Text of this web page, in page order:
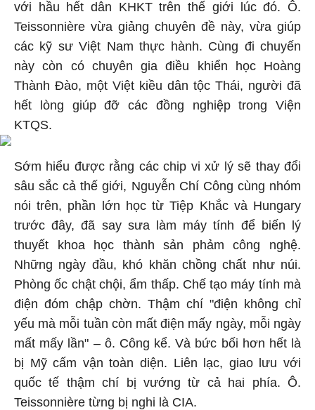
với hầu hết dân KHKT trên thế giới lúc đó. Ô.
Teissonnière vừa giảng chuyên đề này, vừa giúp
các kỹ sư Việt Nam thực hành. Cùng đi chuyến
này còn có chuyên gia điều khiển học Hoàng
Thành Đào, một Việt kiều dân tộc Thái, người đã
hết lòng giúp đỡ các đồng nghiệp trong Viện
KTQS.
Sớm hiểu được rằng các chip vi xử lý sẽ thay đổi
sâu sắc cả thế giới, Nguyễn Chí Công cùng nhóm
nói trên, phần lớn học từ Tiệp Khắc và Hungary
trước đây, đã say sưa làm máy tính để biến lý
thuyết khoa học thành sản phảm công nghệ.
Những ngày đầu, khó khăn chồng chất như núi.
Phòng ốc chật chội, ẩm thấp. Chế tạo máy tính mà
điện đóm chập chờn. Thậm chí "điện không chỉ
yếu mà mỗi tuần còn mất điện mấy ngày, mỗi ngày
mất mấy lần" – ô. Công kể. Và bức bối hơn hết là
bị Mỹ cấm vận toàn diện. Liên lạc, giao lưu với
quốc tế thậm chí bị vướng từ cả hai phía. Ô.
Teissonnière từng bị nghi là CIA.